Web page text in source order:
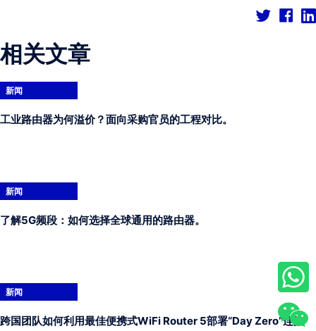
相关文章
新闻
工业路由器为何溢价？面向采购官员的工程对比。
新闻
了解5G频段：如何选择全球通用的路由器。
新闻
跨国团队如何利用最佳便携式WiFi Router 5部署“Day Zero”连接